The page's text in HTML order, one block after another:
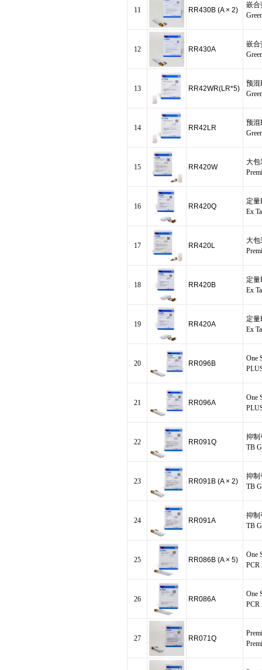
11 RR430B (A × 2)
嵌合
12 RR430A
嵌合
13 RR42WR(LR*5)
预混
14 RR42LR
预混
15 RR420W
大包
16 RR420Q
定量
Ex
17 RR420L
大包
18 RR420B
定量
Ex
19 RR420A
定量
Ex
20 RR096B
One
21 RR096A
One
22 RR091Q
抑制
TB
23 RR091B (A × 2)
抑制
TB
24 RR091A
抑制
TB
25 RR086B (A × 5)
One
26 RR086A
One
27 RR071Q